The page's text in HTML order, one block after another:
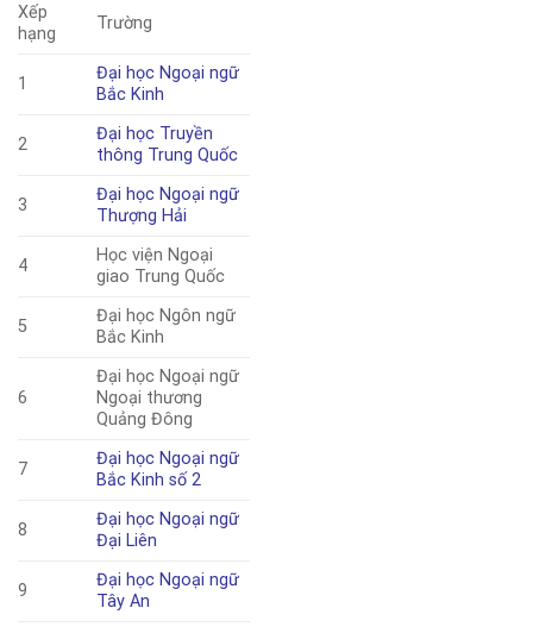
Xếp
hạng
Trường
1
Đại học Ngoại ngữ
Bắc Kinh
2
Đại học Truyền
thông Trung Quốc
3
Đại học Ngoại ngữ
Thượng Hải
4
Học viện Ngoại
giao Trung Quốc
5
Đại học Ngôn ngữ
Bắc Kinh
6
Đại học Ngoại ngữ
Ngoại thương
Quảng Đông
7
Đại học Ngoại ngữ
Bắc Kinh số 2
8
Đại học Ngoại ngữ
Đại Liên
9
Đại học Ngoại ngữ
Tây An